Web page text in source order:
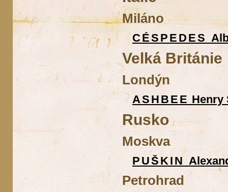
Miláno
CÉSPEDES
Velká Británie
Londýn
ASHBEE Henry
Rusko
Moskva
PUŠKIN
Petrohrad